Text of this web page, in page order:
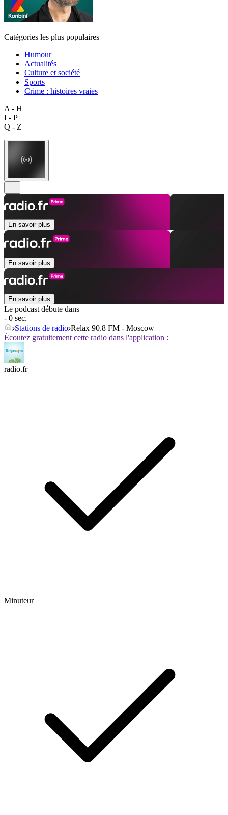
Catégories les plus populaires
Humour
Actualités
Culture et société
Sports
Crime : histoires vraies
A - H
I - P
Q - Z
En savoir plus
En savoir plus
En savoir plus
Le podcast débute dans
- 0 sec.
Stations de radio Relax 90.8 FM - Moscow
Écoutez gratuitement cette radio dans l'application :
radio.fr
Minuteur